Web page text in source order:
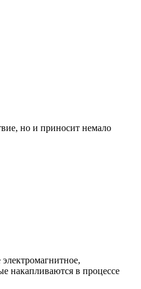
но и приносит немало
накапливаются в процессе